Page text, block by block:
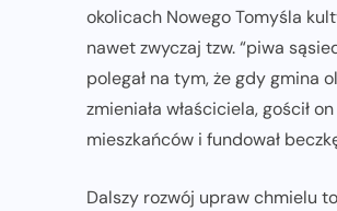
okolicach Nowego Tomyśla
nawet zwyczaj tzw. “piwa
polegał na tym, że gdy gmina
zmieniała właściciela, gościł
mieszkańców i fundował
Dalszy rozwój upraw chmielu